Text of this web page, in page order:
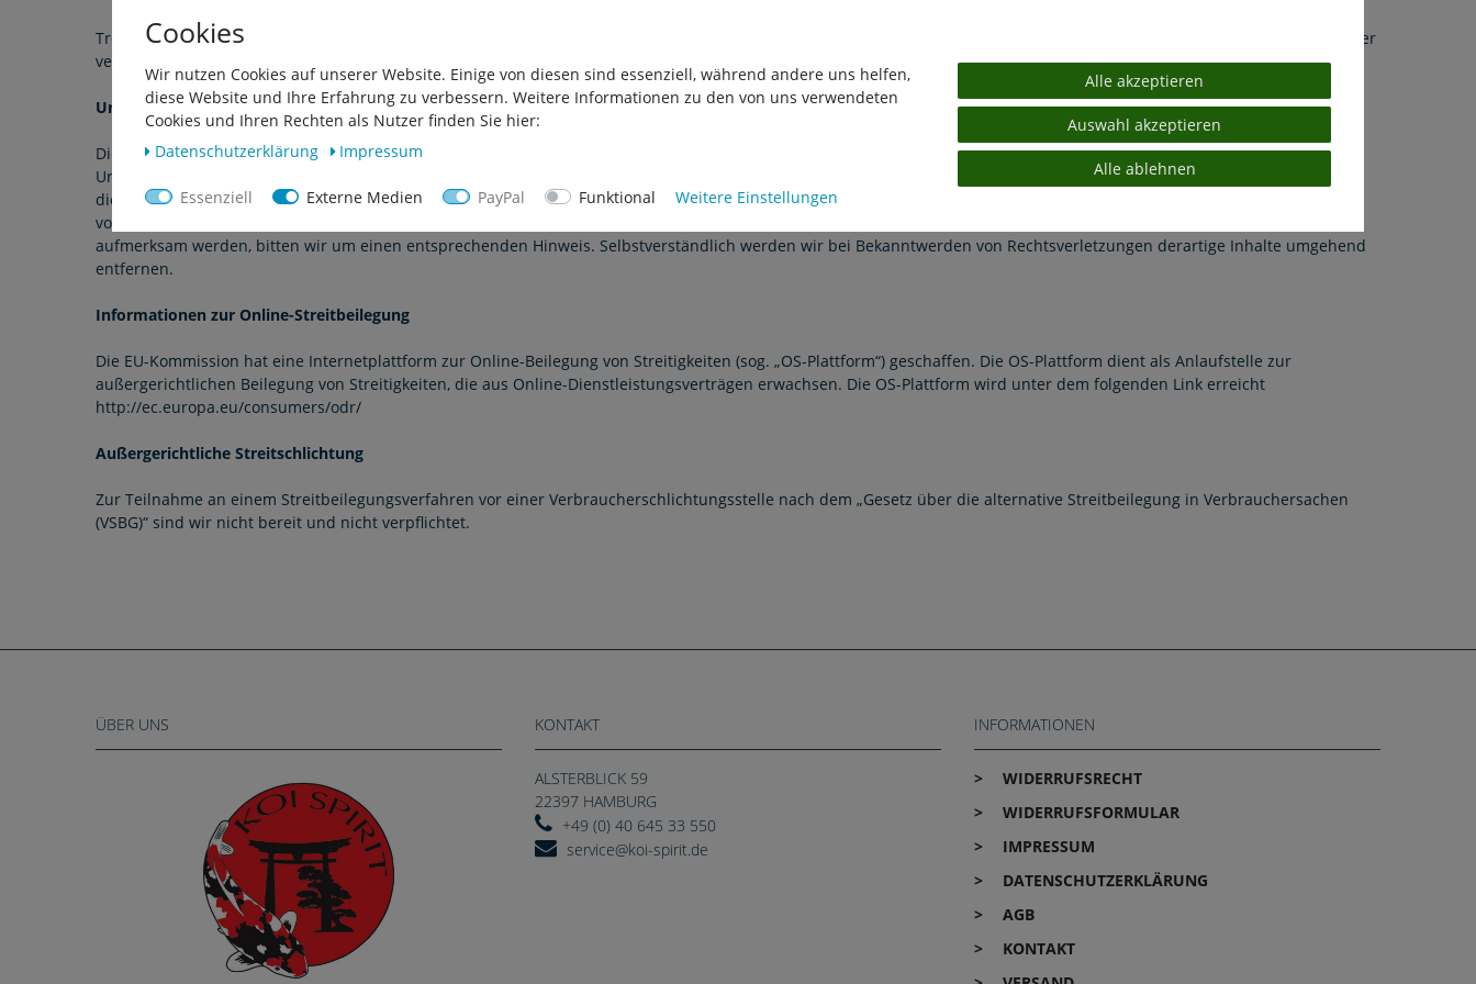
Trotz sorgfältiger inhaltlicher Kontrolle übernehmen wir keine Haftung für die Inhalte externer Links. Für den Inhalt der verlinkten Seiten sind ausschließlich deren Betreiber
verantwortlich
Urheberrecht
Die durch die Seitenbetreiber erstellten Inhalte auf diesen Seiten unterliegen dem deutschen Urheberrecht. Jede Art der Verwertung außerhalb der Grenzen des
Urheberrechtes müssen durch die Zustimmung in Schriftform des jeweiligen Autors bzw. Erstellers genehmigt werden. Die Verwendung von Kopien und Downloads aus
dieser Seite dürfen nur im Rahmen des privaten, nicht kommerziellen Gebrauchs verwendet werden. Inhalte Dritter auf unseren Seiten beachten wir als das Urheberrecht
von Dritten und achten diese dementsprechend. Jene Inhalte werden deshalb ebenfalls als solche gekennzeichnet. Sollten Sie trotzdem auf eine Urheberrechtsverletzung
aufmerksam werden, bitten wir um einen entsprechenden Hinweis. Selbstverständlich werden wir bei Bekanntwerden von Rechtsverletzungen derartige Inhalte umgehend
entfernen.
Informationen zur Online-Streitbeilegung
Die EU-Kommission hat eine Internetplattform zur Online-Beilegung von Streitigkeiten (sog. „OS-Plattform“) geschaffen. Die OS-Plattform dient als Anlaufstelle zur
außergerichtlichen Beilegung von Streitigkeiten, die aus Online-Dienstleistungsverträgen erwachsen. Die OS-Plattform wird unter dem folgenden Link erreicht
http://ec.europa.eu/consumers/odr/
Außergerichtliche Streitschlichtung
Zur Teilnahme an einem Streitbeilegungsverfahren vor einer Verbraucherschlichtungsstelle nach dem „Gesetz über die alternative Streitbeilegung in Verbrauchersachen
(VSBG)“ sind wir nicht bereit und nicht verpflichtet.
ÜBER UNS KONTAKT
ALSTERBLICK 59
22397 HAMBURG
+49 (0) 40 645 33 550
service@koi-spirit.de
INFORMATIONEN
WIDERRUFS­RECHT
WIDERRUFS­FORMULAR
IMPRESSUM
DATEN­SCHUTZ­ERKLÄRUNG
AGB
KONTAKT
Cookies
Wir nutzen Cookies auf unserer Website. Einige von diesen sind essenziell, während andere uns helfen,
diese Website und Ihre Erfahrung zu verbessern. Weitere Informationen zu den von uns verwendeten
Cookies und Ihren Rechten als Nutzer finden Sie hier:
Daten­schutz­erklärung
Impressum
Essenziell Externe Medien PayPal Funktional Weitere Einstellungen
Alle akzeptieren
Auswahl akzeptieren
Alle ablehnen